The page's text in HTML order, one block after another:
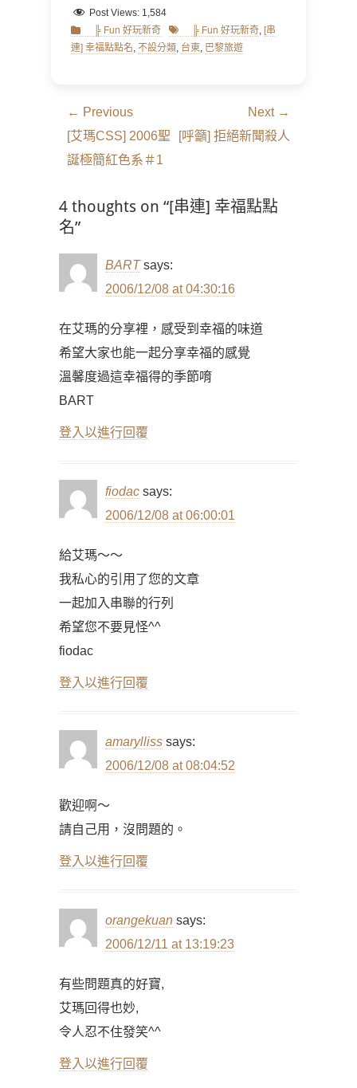
Post Views: 1,584
Categories
╠ Fun 好玩新奇 Tags ╠ Fun 好玩新奇, [串
連] 幸福點點名, 不設分類, 台東, 巴黎旅遊
文
章
導
覽
← Previous
Previous
post:
[艾瑪CSS] 2006聖
誕極簡紅色系＃1
Next →
Next
[呼籲] 拒絕新聞殺人
4 thoughts on “[串連] 幸福點點
名”
BART says:
2006/12/08 at 04:30:16
在艾瑪的分享裡，感受到幸福的味道
希望大家也能一起分享幸福的感覺
溫馨度過這幸福得的季節唷
BART
登入以進行回覆
fiodac says:
2006/12/08 at 06:00:01
給艾瑪～～
我私心的引用了您的文章
一起加入串聯的行列
希望您不要見怪^^
fiodac
登入以進行回覆
amarylliss says:
2006/12/08 at 08:04:52
歡迎啊～
請自己用，沒問題的。
登入以進行回覆
orangekuan says:
2006/12/11 at 13:19:23
有些問題真的好寶,
艾瑪回得也妙,
令人忍不住發笑^^
登入以進行回覆